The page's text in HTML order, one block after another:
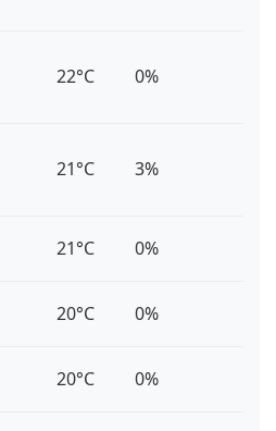
22°C 0%
21°C 3%
21°C 0%
20°C 0%
20°C 0%